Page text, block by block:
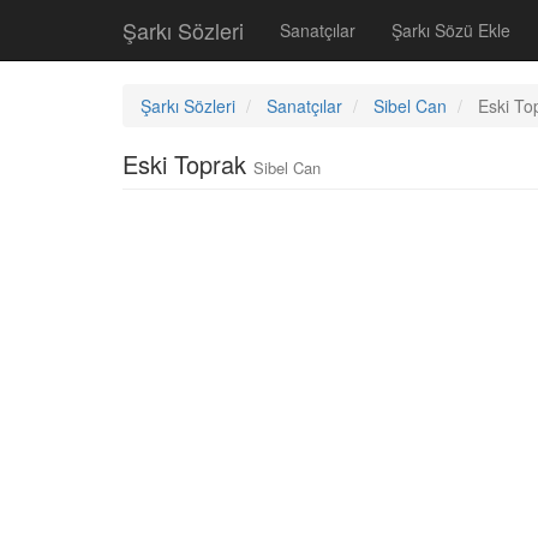
Şarkı Sözleri Sanatçılar Şarkı Sözü Ekle
Şarkı Sözleri Sanatçılar Sibel Can Eski
Eski Toprak Sibel Can